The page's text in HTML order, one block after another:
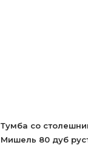
Тумба со
Мишель 80 дуб